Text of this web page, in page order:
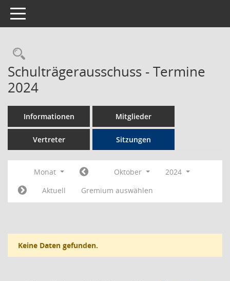
Toggle navigation
Rechercheauswahl
Schulträgerausschuss - Termine
2024
Informationen Mitglieder
Vertreter Sitzungen
Monat Oktober
2024
Aktuell
Gremium auswählen
Keine Daten gefunden.